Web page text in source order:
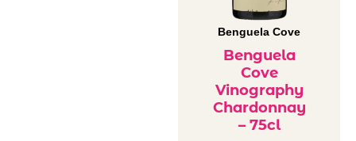
Benguela Cove
Benguela
Cove
Vinography
Chardonnay
– 75cl